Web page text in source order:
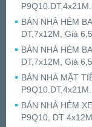
P9Q10.DT,4x21M.
BÁN NHÀ HẺM
DT,7x12M, Giá
BÁN NHÀ HẺM
DT,7x12M, Giá
BÁN NHÀ MẶT
P9Q10.DT,4x21M.
BÁN NHÀ HẺM
P9Q10, DT